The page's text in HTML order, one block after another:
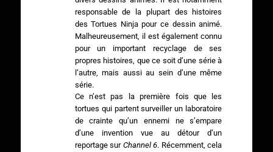
responsable de la plupart des histoires
des Tortues Ninja pour ce dessin animé.
Malheureusement, il est également connu
pour un important recyclage de ses
propres histoires, que ce soit d’une série à
l’autre, mais aussi au sein d’une même
série.
Ce n’est pas la première fois que les
tortues qui partent surveiller un laboratoire
de crainte qu’un ennemi ne s’empare
d’une invention vue au détour d’un
reportage sur Channel 6. Récemment, cela